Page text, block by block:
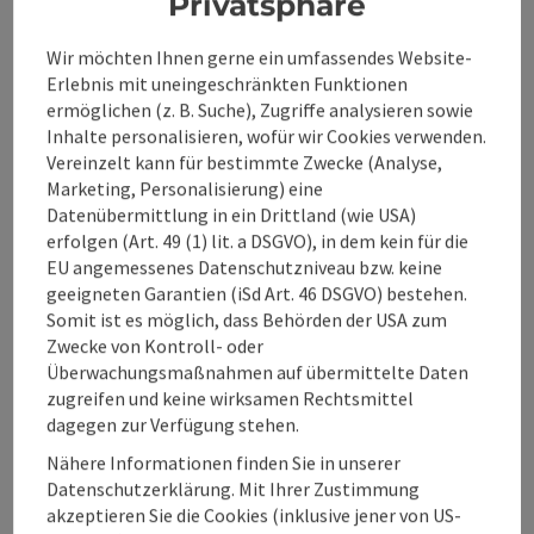
Telefon
+43 7585 25519
jetzt geöffnet, schließt um 20:00
Beitrag merken: Panorama-Hallenbad in Spital am
Panorama-Hallenbad in
Spital am Pyhrn
Genieße die erholsame Atmosphäre im Panorama-
Hallenbad, wo Badevergnügen für die ganze Familie groß
geschrieben wird. Hier findest du Erholung und
großflächige Liegewiese sowie eine Terrasse und ein
Buffet. Badespaß für die ganze Familie Eltern und Kinder
finden im Panorama-Hallenbad Erholung und Entspannung
Spital am Pyhrn
Telefon
+43 7563 371
jetzt geöffnet,schließt um 21:00
Wir möchten Ihnen gerne ein umfassendes Website-
Erlebnis mit uneingeschränkten Funktionen
ermöglichen (z. B. Suche), Zugriffe analysieren sowie
Inhalte personalisieren, wofür wir Cookies verwenden.
Vereinzelt kann für bestimmte Zwecke (Analyse,
Marketing, Personalisierung) eine
Datenübermittlung in ein Drittland (wie USA)
erfolgen (Art. 49 (1) lit. a DSGVO), in dem kein für die
EU angemessenes Datenschutzniveau bzw. keine
geeigneten Garantien (iSd Art. 46 DSGVO) bestehen.
Somit ist es möglich, dass Behörden der USA zum
Zwecke von Kontroll- oder
Überwachungsmaßnahmen auf übermittelte Daten
zugreifen und keine wirksamen Rechtsmittel
dagegen zur Verfügung stehen.
Nähere Informationen finden Sie in unserer
Datenschutzerklärung. Mit Ihrer Zustimmung
akzeptieren Sie die Cookies (inklusive jener von US-